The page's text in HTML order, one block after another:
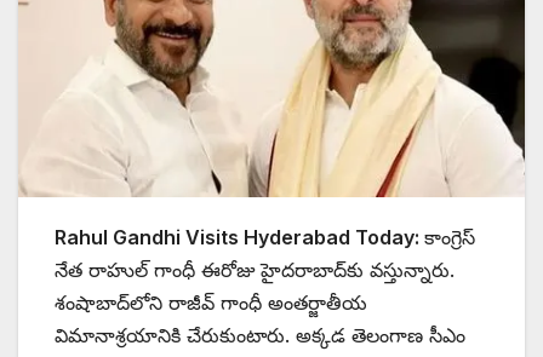
Rahul Gandhi Visits Hyderabad Today: కాంగ్రెస్
నేత రాహుల్ గాంధీ ఈరోజు హైదరాబాద్‌కు వస్తున్నారు.
శంషాబాద్‌లోని రాజీవ్ గాంధీ అంతర్జాతీయ
విమానాశ్రయానికి చేరుకుంటారు. అక్కడ తెలంగాణ సీఎం